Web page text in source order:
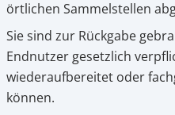
örtlichen Sammelstellen
Sie sind zur Rückgabe
Endnutzer gesetzlich
wiederaufbereitet oder
können.
Pumpen
Schlauch
Magnetsteine
Zubehör
Pumpen
Schlauch
Aqua Scaping
Deko
D-D Aquarium Solution
Aqua Illumination
Fischfutter selber machen
Fischfutter Test